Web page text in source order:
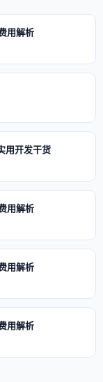
用解析
用开发干货
用解析
用解析
用解析